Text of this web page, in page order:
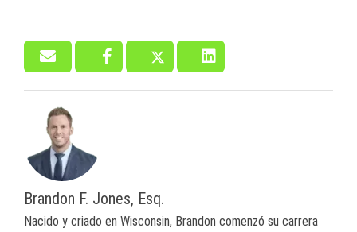
Brandon F. Jones, Esq.
Nacido y criado en Wisconsin, Brandon comenzó su carrera